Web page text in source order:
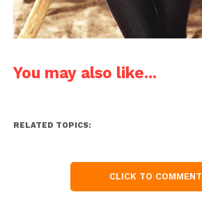
You may also like...
RELATED TOPICS:
CLICK TO COMMENT